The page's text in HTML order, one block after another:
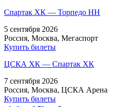
Спартак ХК — Торпедо НН
5 сентября 2026
Россия, Москва, Мегаспорт
Купить билеты
ЦСКА ХК — Спартак ХК
7 сентября 2026
Россия, Москва, ЦСКА Арена
Купить билеты